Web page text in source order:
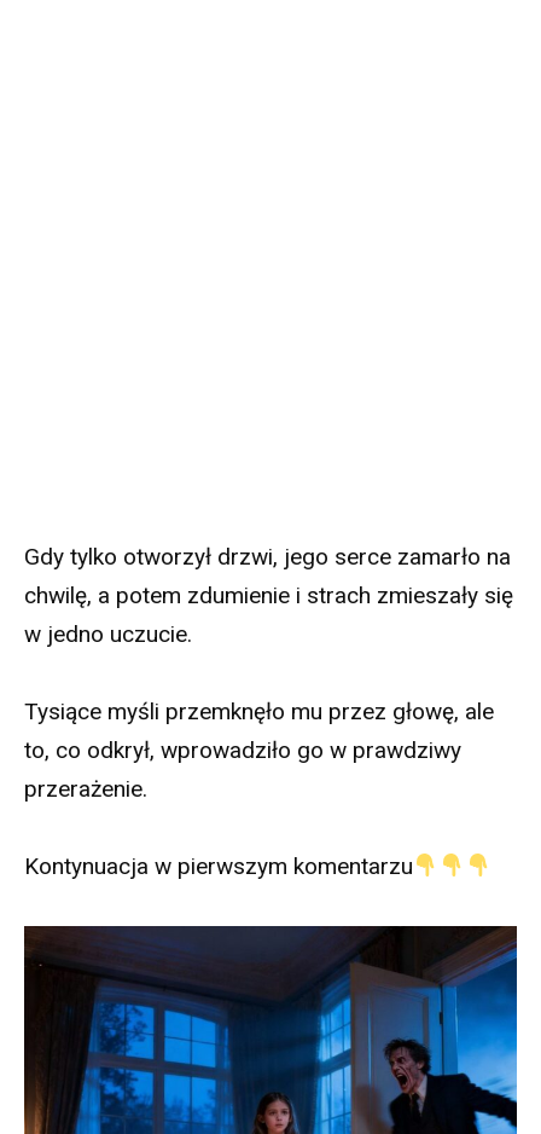
Gdy tylko otworzył drzwi, jego serce zamarło na
chwilę, a potem zdumienie i strach zmieszały się
w jedno uczucie.
Tysiące myśli przemknęło mu przez głowę, ale
to, co odkrył, wprowadziło go w prawdziwy
przerażenie.
Kontynuacja w pierwszym komentarzu